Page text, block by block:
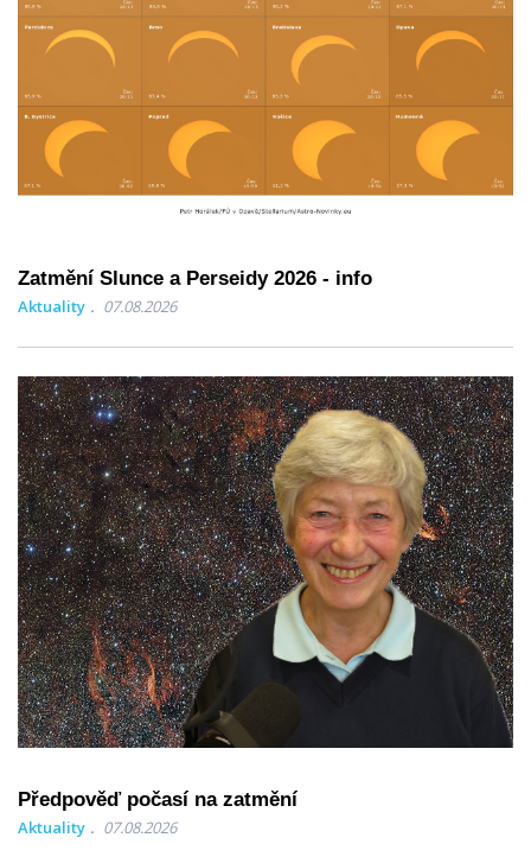
Zatmění Slunce a Perseidy 2026 - info
Aktuality 07.08.2026
Předpověď počasí na zatmění
Aktuality 07.08.2026